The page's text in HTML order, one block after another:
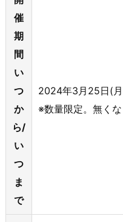
催
期
間
い
つ
か
ら/
い
つ
ま
で
2024年3月25日(
※数量限定。無くな